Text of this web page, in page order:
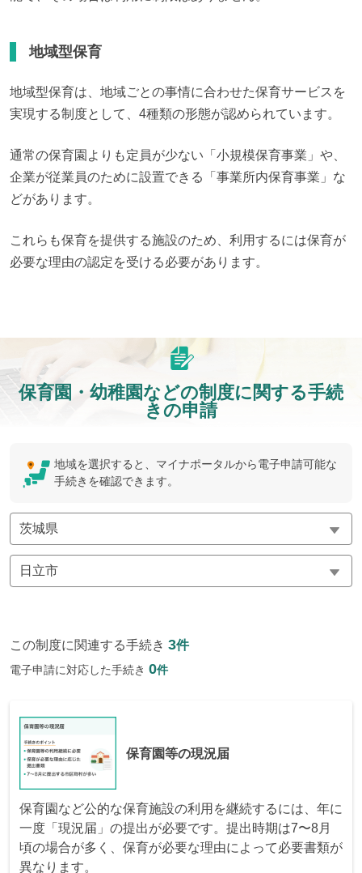
地域型保育
地域型保育は、地域ごとの事情に合わせた保育サービスを
実現する制度として、4種類の形態が認められています。
通常の保育園よりも定員が少ない「小規模保育事業」や、
企業が従業員のために設置できる「事業所内保育事業」な
どがあります。
これらも保育を提供する施設のため、利用するには保育が
必要な理由の認定を受ける必要があります。
保育園・幼稚園などの制度に関する手続
きの申請
地域を選択すると、マイナポータルから電子申請可能な
手続きを確認できます。
この制度に関連する手続き 3件
電子申請に対応した手続き 0件
保育園等の現況届
保育園など公的な保育施設の利用を継続するには、年に
一度「現況届」の提出が必要です。提出時期は7〜8月
頃の場合が多く、保育が必要な理由によって必要書類が
異なります。